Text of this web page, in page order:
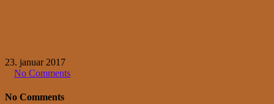
23. januar 2017
No Comments
No Comments